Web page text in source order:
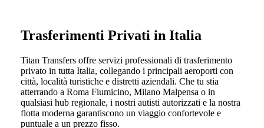
Trasferimenti Privati in Italia
Titan Transfers offre servizi professionali di trasferimento
privato in tutta Italia, collegando i principali aeroporti con
città, località turistiche e distretti aziendali. Che tu stia
atterrando a Roma Fiumicino, Milano Malpensa o in
qualsiasi hub regionale, i nostri autisti autorizzati e la nostra
flotta moderna garantiscono un viaggio confortevole e
puntuale a un prezzo fisso.